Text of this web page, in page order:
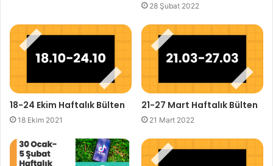
28 Şubat 2022
18-24 Ekim Haftalık Bülten
18 Ekim 2021
21-27 Mart Haftalık Bülten
21 Mart 2022